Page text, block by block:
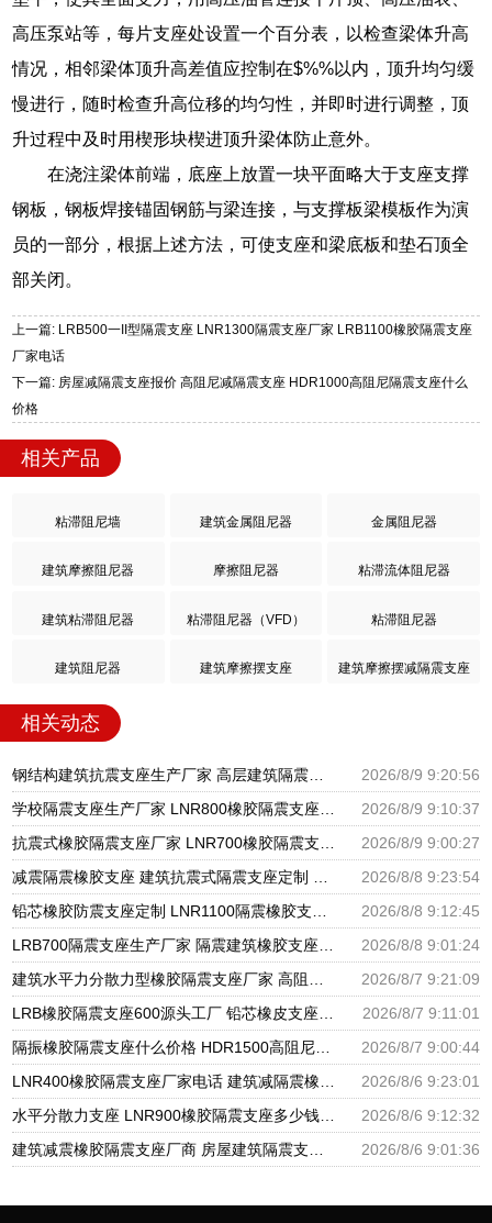
高压泵站等，每片支座处设置一个百分表，以检查梁体升高
情况，相邻梁体顶升高差值应控制在$%%以内，顶升均匀缓
慢进行，随时检查升高位移的均匀性，并即时进行调整，顶
升过程中及时用楔形块楔进顶升梁体防止意外。
在浇注梁体前端，底座上放置一块平面略大于支座支撑
钢板，钢板焊接锚固钢筋与梁连接，与支撑板梁模板作为演
员的一部分，根据上述方法，可使支座和梁底板和垫石顶全
部关闭。
上一篇: LRB500一II型隔震支座 LNR1300隔震支座厂家 LRB1100橡胶隔震支座
厂家电话
下一篇: 房屋减隔震支座报价 高阻尼减隔震支座 HDR1000高阻尼隔震支座什么
价格
相关产品
粘滞阻尼墙 建筑金属阻尼器 金属阻尼器
建筑摩擦阻尼器 摩擦阻尼器 粘滞流体阻尼器
建筑粘滞阻尼器 粘滞阻尼器（VFD） 粘滞阻尼器
建筑阻尼器 建筑摩擦摆支座 建筑摩擦摆减隔震支座
相关动态
钢结构建筑抗震支座生产厂家 高层建筑隔震支座什么价格 房屋建筑隔震支座厂家电话
2026/8/9 9:20:56
学校隔震支座生产厂家 LNR800橡胶隔震支座 圆形高阻尼隔震橡胶支座什么价格
2026/8/9 9:10:37
抗震式橡胶隔震支座厂家 LNR700橡胶隔震支座多少钱 建筑天然橡胶隔震支座LNR900
2026/8/9 9:00:27
减震隔震橡胶支座 建筑抗震式隔震支座定制 减震隔震橡胶支座多少钱
2026/8/8 9:23:54
铅芯橡胶防震支座定制 LNR1100隔震橡胶支座生产厂家 LRB橡胶隔震支座源头工厂
2026/8/8 9:12:45
LRB700隔震支座生产厂家 隔震建筑橡胶支座多少钱 建筑橡胶隔震减震支座生产厂家
2026/8/8 9:01:24
建筑水平力分散力型橡胶隔震支座厂家 高阻尼减隔震橡胶支座 LRB300橡胶隔震支座厂家电话
2026/8/7 9:21:09
LRB橡胶隔震支座600源头工厂 铅芯橡皮支座生产厂家 建筑橡胶抗震支座厂商生产厂家
2026/8/7 9:11:01
隔振橡胶隔震支座什么价格 HDR1500高阻尼支座厂家 LNR水平分散形隔震支座源头工厂
2026/8/7 9:00:44
LNR400橡胶隔震支座厂家电话 建筑减隔震橡胶支座什么价格 天然橡胶隔震支座LNR900源头工厂
2026/8/6 9:23:01
水平分散力支座 LNR900橡胶隔震支座多少钱 建筑橡胶抗震支座厂家
2026/8/6 9:12:32
建筑减震橡胶隔震支座厂商 房屋建筑隔震支座什么价格 房屋建筑抗震橡胶隔震支座
2026/8/6 9:01:36